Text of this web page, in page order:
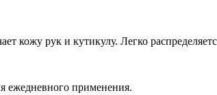
кожу рук и кутикулу. Легко
ежедневного применения.